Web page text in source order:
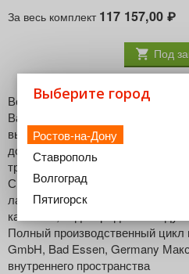
За весь комплект 117 157,00 ₽
Под
Волшебный уголок - это
Вашего шкафа! Одним
выдвигается и отводится в
доступ к внутренним полкам.
труднодоступных угловых
Система плавного закрытия Soft-
ламинированное ДСП с
качество, подтверждено
Полный производственный
GmbH, Bad Essen, Germany
внутреннего пространства
Выберите город
Ростов-на-Дону
Ставрополь
Волгоград
Пятигорск